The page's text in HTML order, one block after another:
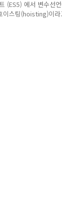
(ES5) 에서 변수선
이스팅(hoisting)
는 전역 변수이